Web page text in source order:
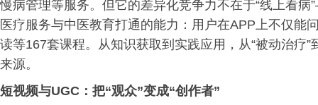
慢病管理等服务。但它的差异化竞争力不在于“线上看
医疗服务与中医教育打通的能力：用户在APP上不仅能
读等167套课程。从知识获取到实践应用，从“被动治疗
来源。
短视频与UGC：把“观众”变成“创作者”